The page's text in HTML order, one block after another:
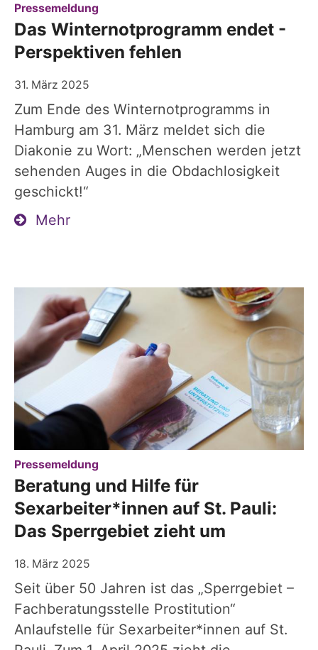
Pressemeldung
Das Winternotprogramm endet -
Perspektiven fehlen
31. März 2025
Zum Ende des Winternotprogramms in
Hamburg am 31. März meldet sich die
Diakonie zu Wort: „Menschen werden jetzt
sehenden Auges in die Obdachlosigkeit
geschickt!“
Mehr
Pressemeldung
Beratung und Hilfe für
Sexarbeiter*innen auf St. Pauli:
Das Sperrgebiet zieht um
18. März 2025
Seit über 50 Jahren ist das „Sperrgebiet –
Fachberatungsstelle Prostitution“
Anlaufstelle für Sexarbeiter*innen auf St.